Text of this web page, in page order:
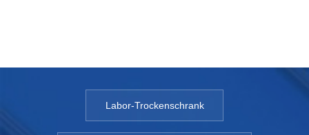
Labor-Trockenschrank